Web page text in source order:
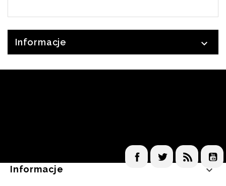
Informacje 
FacebookTwitterRss
Informacje 